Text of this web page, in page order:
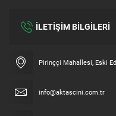
İLETİŞİM BİLGİLERİ
Pirinççi Mahallesi, Eski
info@aktascini.com.tr